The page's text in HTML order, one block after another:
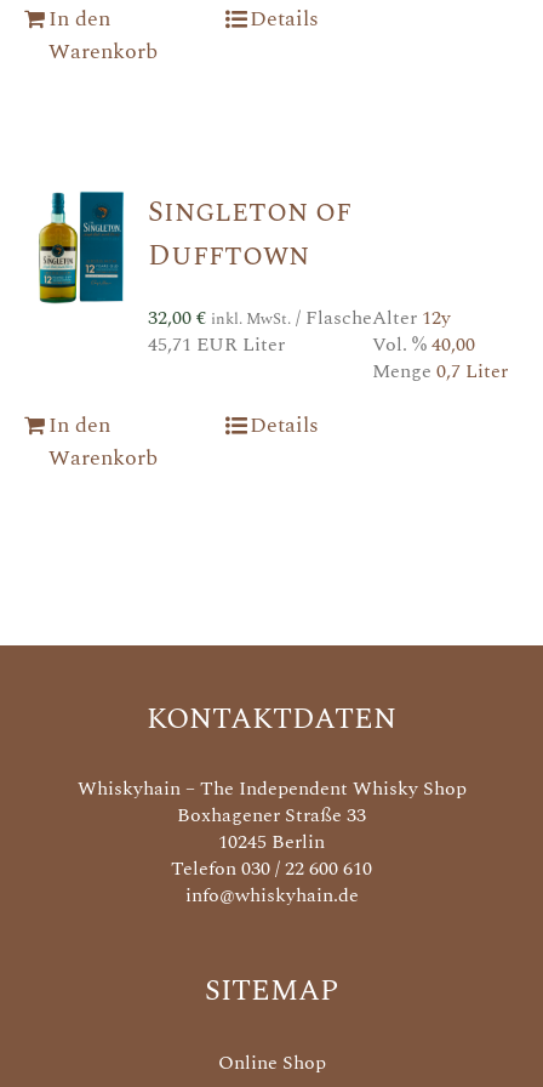
In den
Warenkorb
Details
Singleton of
Dufftown
32,00€ inkl. MwSt./ Flasche
45,71 EUR Liter
Alter 12y
Vol. %40,00
Menge 0,7 Liter
In den
Warenkorb
Details
KONTAKTDATEN
Whiskyhain – The Independent Whisky Shop
Boxhagener Straße 33
10245 Berlin
Telefon 030 / 22 600 610
info@whiskyhain.de
SITEMAP
Online Shop